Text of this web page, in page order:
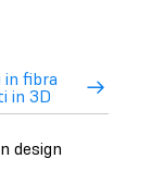
in fibra
in 3D
design